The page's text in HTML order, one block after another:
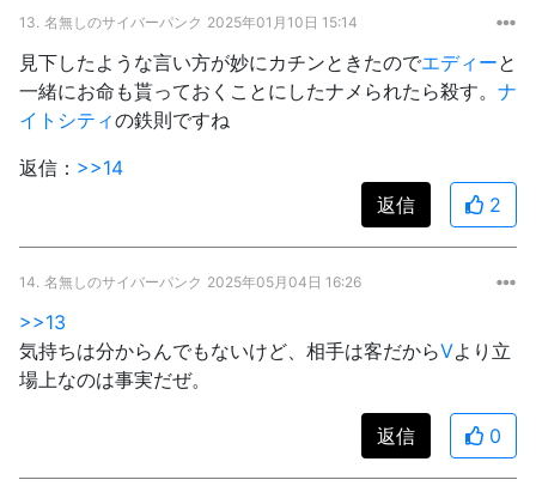
13. 名無しのサイバーパンク 2025年01月10日 15:14
見下したような言い方が妙にカチンときたのでエディーと
一緒にお命も貰っておくことにしたナメられたら殺す。 ナ
イトシティの鉄則ですね
返信： >>14
返信
2
14. 名無しのサイバーパンク 2025年05月04日 16:26
>>13
気持ちは分からんでもないけど、相手は客だからVより立
場上なのは事実だぜ。
返信 0